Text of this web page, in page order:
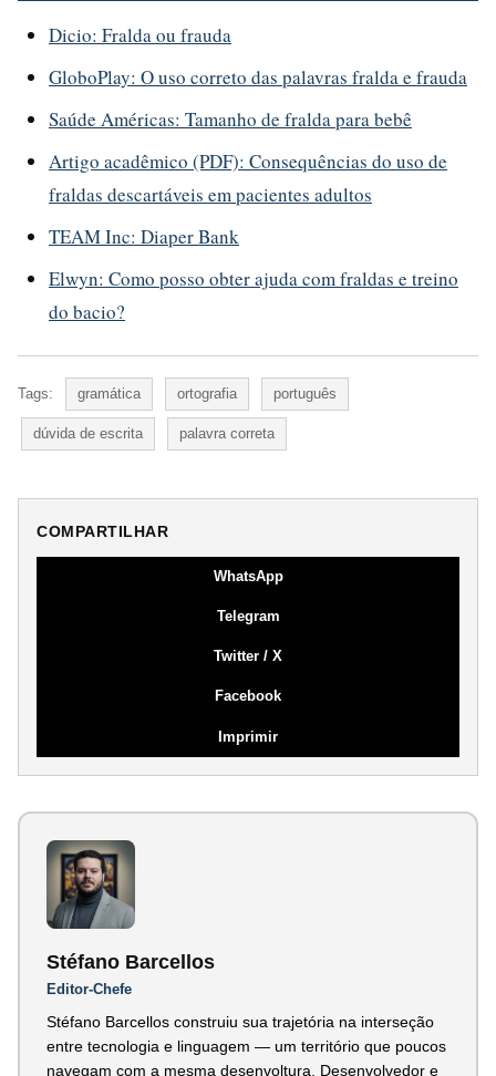
Dicio: Fralda ou frauda
GloboPlay: O uso correto das palavras fralda e frauda
Saúde Américas: Tamanho de fralda para bebê
Artigo acadêmico (PDF): Consequências do uso de
fraldas descartáveis em pacientes adultos
TEAM Inc: Diaper Bank
Elwyn: Como posso obter ajuda com fraldas e treino
do bacio?
Tags: gramática ortografia português
dúvida de escrita palavra correta
COMPARTILHAR
WhatsApp
Telegram
Twitter / X
Facebook
Imprimir
Stéfano Barcellos
Editor-Chefe
Stéfano Barcellos construiu sua trajetória na interseção
entre tecnologia e linguagem — um território que poucos
navegam com a mesma desenvoltura. Desenvolvedor e